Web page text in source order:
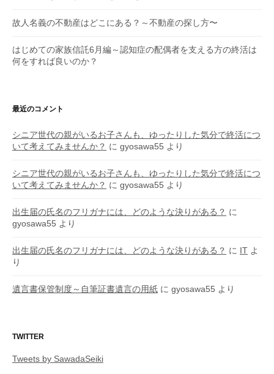
故人名義の不動産はどこにある？～不動産の探し方〜
はじめての家族信託6月編～認知症の配偶者を支える方の終活は
何をすれば良いのか？
最近のコメント
シニア世代の親がいるお子さんも、ゆったりした気分で終活につ
いて考えてみませんか？ に gyosawa55 より
シニア世代の親がいるお子さんも、ゆったりした気分で終活につ
いて考えてみませんか？ に gyosawa55 より
出生届の氏名のフリガナには、どのような決りがある？ に
gyosawa55 より
出生届の氏名のフリガナには、どのような決りがある？ に IT よ
り
遺言書保管制度～自筆証書遺言の用紙 に gyosawa55 より
TWITTER
Tweets by SawadaSeiki